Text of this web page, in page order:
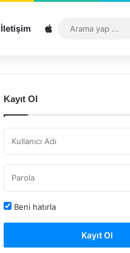
İletişim Sitemap
Kayıt Ol
Beni hatırla
Kayıt Ol